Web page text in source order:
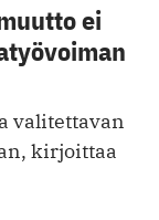
ei
valitettavan
kirjoittaa